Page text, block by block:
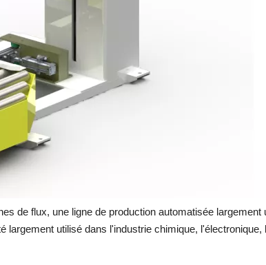
de flux, une ligne de production automatisée
utilisé dans l'industrie chimique,